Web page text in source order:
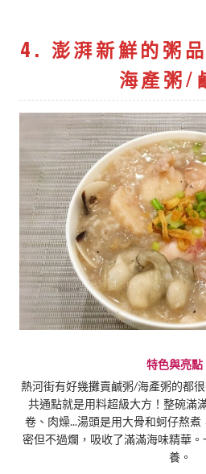
4. 澎湃新鮮的粥
海產粥/
特色與亮點
熱河街有好幾攤賣鹹粥/海產粥的都
共通點就是用料超級大方！整碗滿
卷、肉燥...湯頭是用大骨和蚵仔熬
密但不過爛，吸收了滿滿海味精華
養。